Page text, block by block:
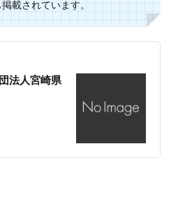
載されています。
法人宮崎県